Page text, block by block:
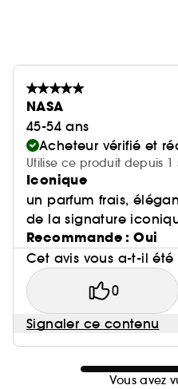
NASA
45-54 ans
Acheteur vérifié et
Utilise ce produit depuis 1
Iconique
un parfum frais,
de la signature
Recommande : Oui
Cet avis vous a-t-il été
0
Signaler ce contenu
Vous avez